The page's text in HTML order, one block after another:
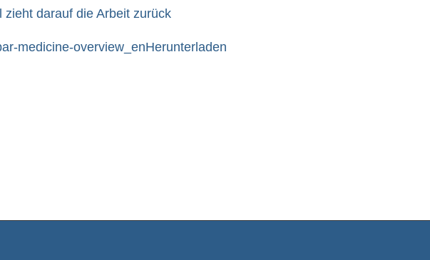
zieht darauf die Arbeit zurück
medicine-overview_enHerunterladen